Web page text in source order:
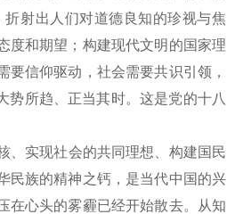
射出人们对道德良知的珍视与焦
度和期望；构建现代文明的国家理
信仰驱动，社会需要共识引领，
势所趋、正当其时。这是党的十八
、实现社会的共同理想、构建国民
民族的精神之钙，是当代中国的兴
在心头的雾霾已经开始散去。从知